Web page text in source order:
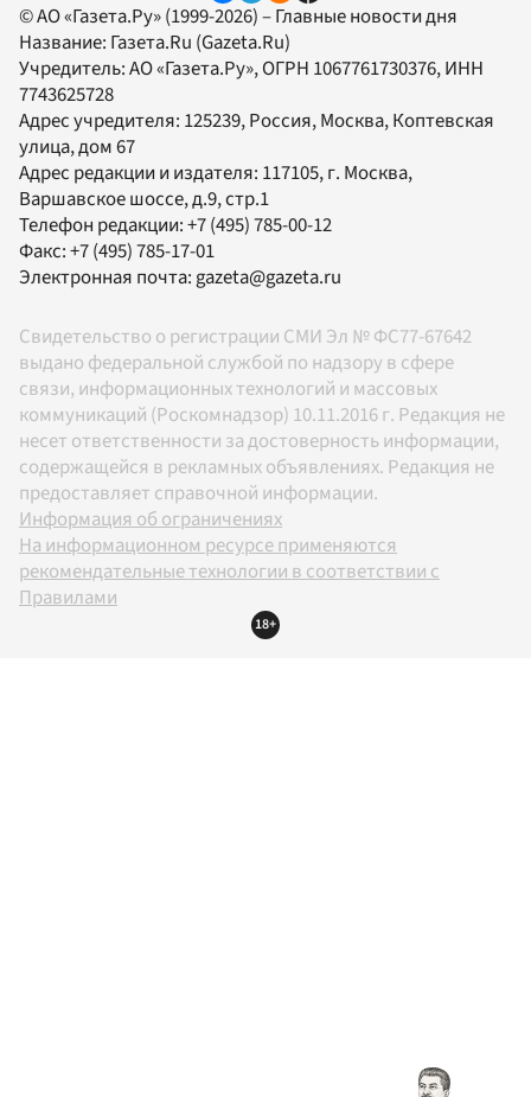
© АО «Газета.Ру» (1999-2026) – Главные новости дня
Название: Газета.Ru (Gazeta.Ru)
Учредитель:АО «Газета.Ру», ОГРН 1067761730376, ИНН
7743625728
Адрес учредителя: 125239, Россия, Москва, Коптевская
улица, дом 67
Адрес редакции и издателя: 117105, г. Москва,
Варшавское шоссе, д.9, стр.1
Телефон редакции:+7 (495) 785-00-12
Факс:+7 (495) 785-17-01
Электронная почта: gazeta@gazeta.ru
Свидетельство о регистрации СМИ Эл № ФС77-67642
выдано федеральной службой по надзору в сфере
связи, информационных технологий и массовых
коммуникаций (Роскомнадзор) 10.11.2016 г. Редакция не
несет ответственности за достоверность информации,
содержащейся в рекламных объявлениях. Редакция не
предоставляет справочной информации.
Информация об ограничениях
На информационном ресурсе применяются
рекомендательные технологии в соответствии с
Правилами
18+